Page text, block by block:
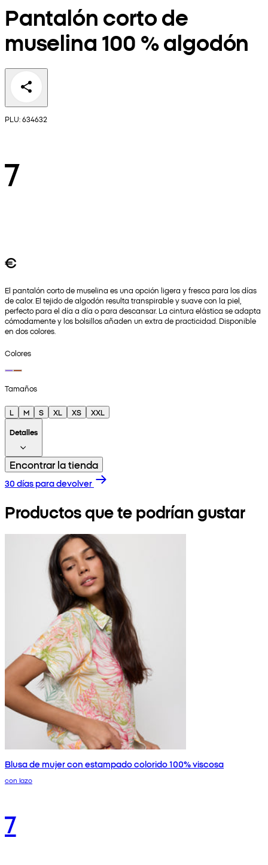
Pantalón corto de
muselina 100 % algodón
PLU: 634632
7
€
El pantalón corto de muselina es una opción ligera y fresca para los días
de calor. El tejido de algodón resulta transpirable y suave con la piel,
perfecto para el día a día o para descansar. La cintura elástica se adapta
cómodamente y los bolsillos añaden un extra de practicidad. Disponible
en dos colores.
Colores
Tamaños
L M S XL XS
XXL
Detalles
Encontrar la tienda
30 días para devolver
Productos que te podrían gustar
Blusa de mujer con estampado colorido 100% viscosa
con lazo
7